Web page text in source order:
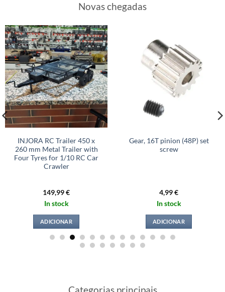
Novas chegadas
INJORA RC Trailer 450 x
260 mm Metal Trailer with
Four Tyres for 1/10 RC Car
Crawler
149,99€
In stock
ADICIONAR
Gear, 16T pinion (48P) set
screw
4,99€
In stock
ADICIONAR
Categorias principais